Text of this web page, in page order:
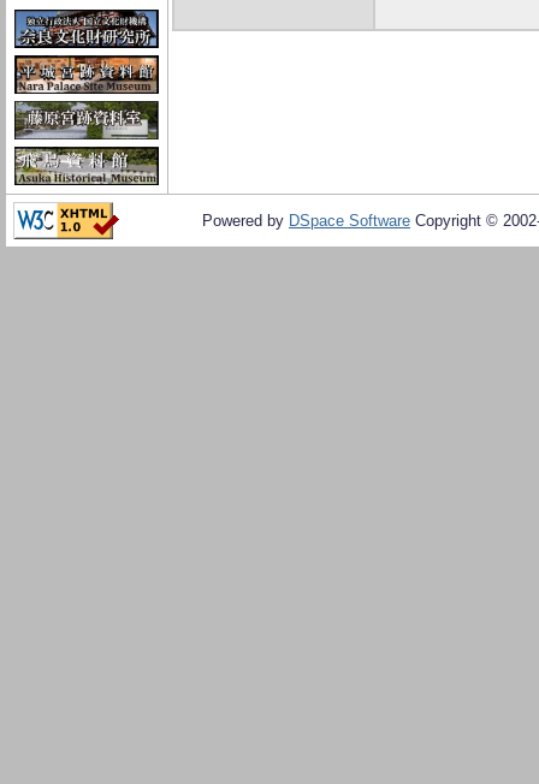
Powered by DSpace Software Copyright ©